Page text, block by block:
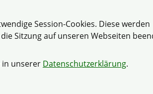
im Verband Wohneigentum
Impressum Sitemap Kontakt
Session-Cookies. Diese werden
Sitzung auf unseren Webseiten
in unserer Datenschutzerklärung.